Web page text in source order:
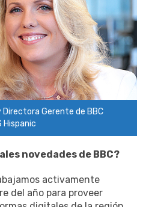
Directora Gerente de BBC
Hispanic
novedades de BBC?
activamente
del año para proveer